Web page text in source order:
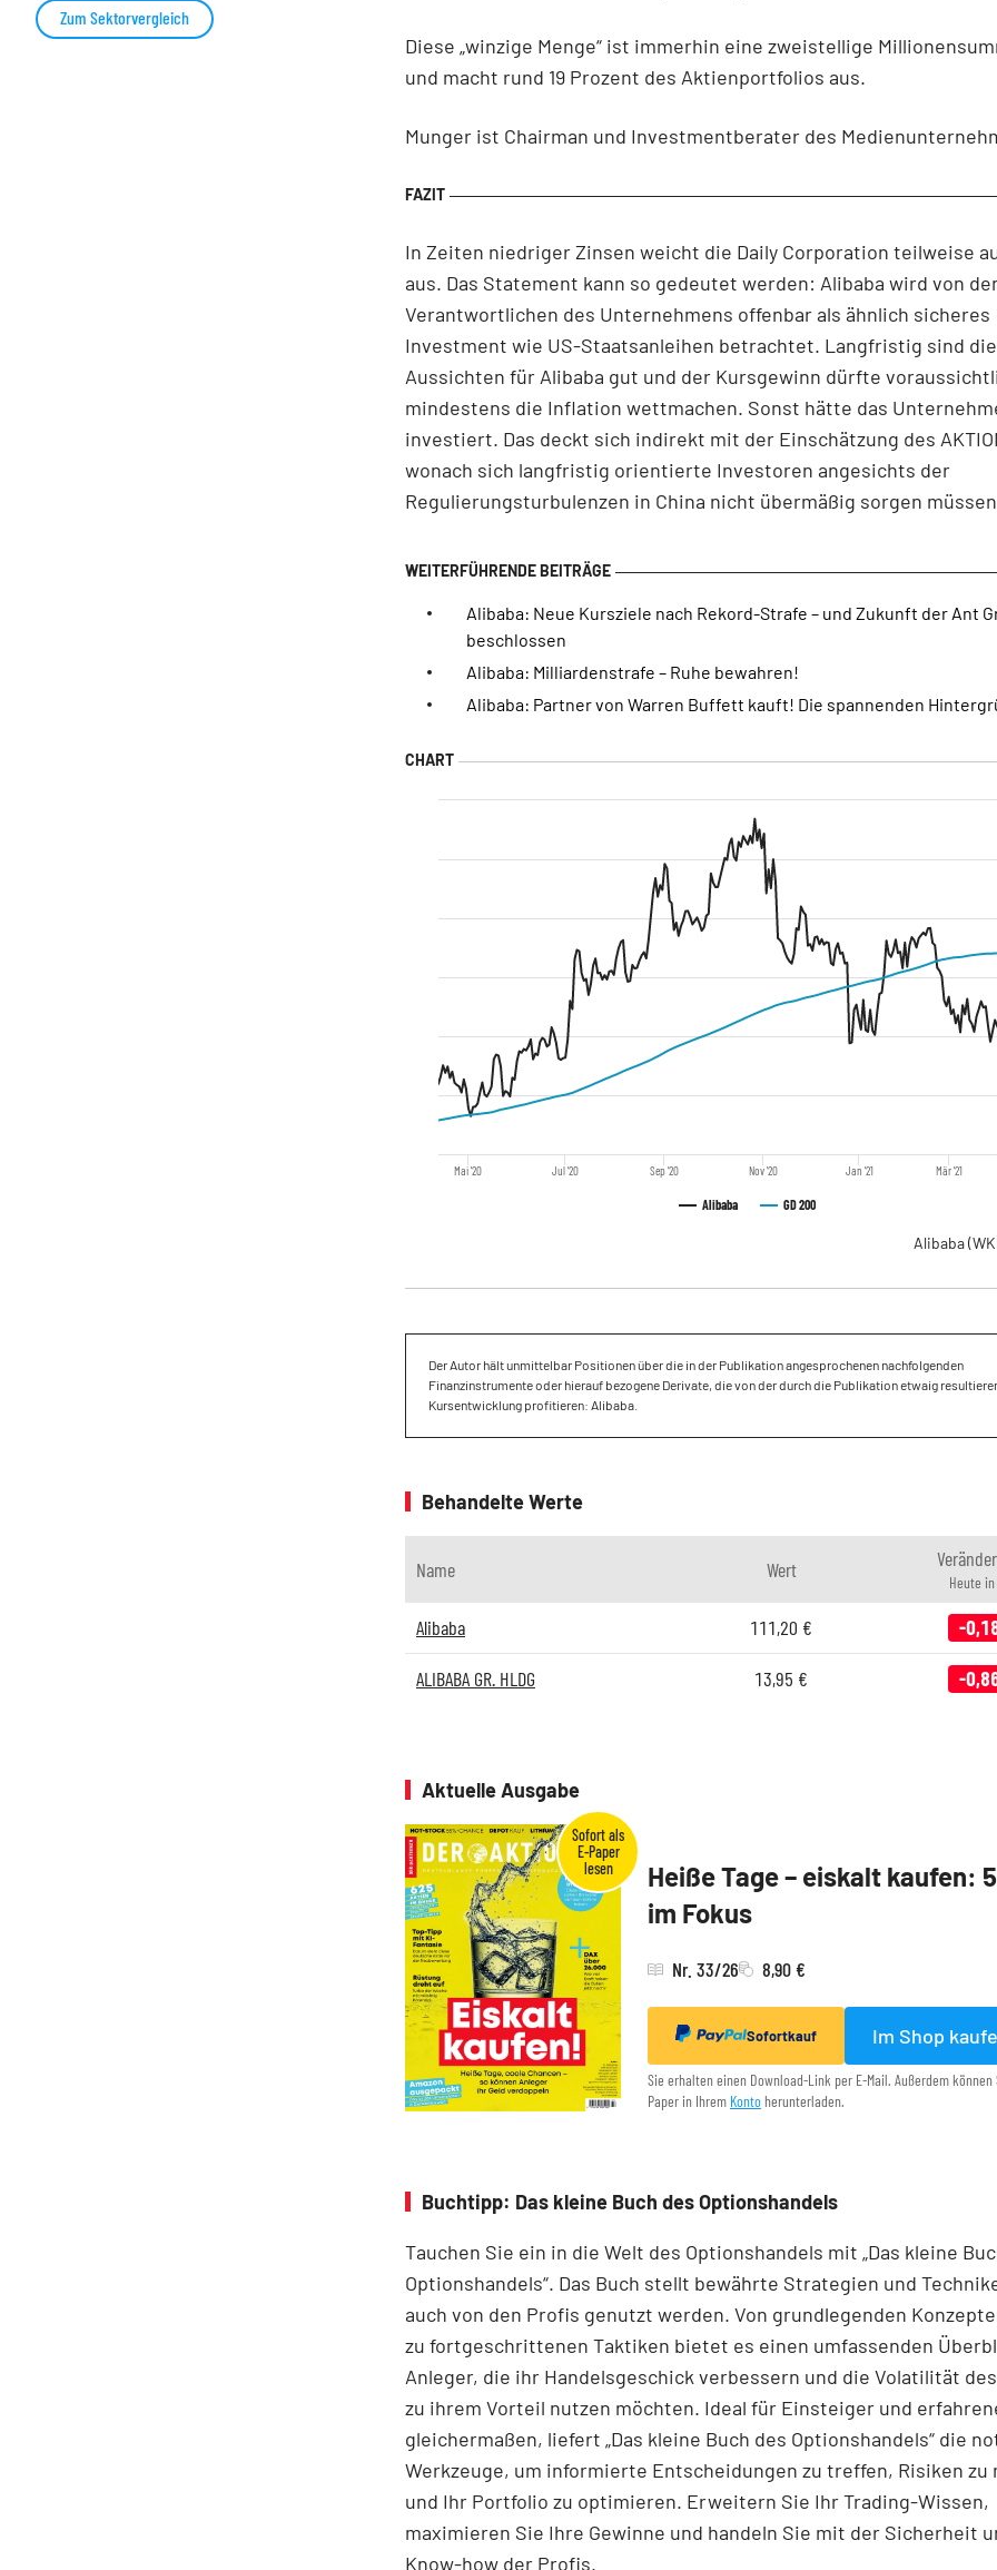
Diese „winzige Menge“ ist immerhin eine zweistellige
und macht rund 19 Prozent des Aktienportfolios aus.
Munger ist Chairman und Investmentberater des
In Zeiten niedriger Zinsen weicht die Daily Corporation teilweise
aus. Das Statement kann so gedeutet werden: Alibaba wird von
Verantwortlichen des Unternehmens offenbar als ähnlich sicheres
Investment wie US-Staatsanleihen betrachtet. Langfristig sind die
Aussichten für Alibaba gut und der Kursgewinn dürfte
mindestens die Inflation wettmachen. Sonst hätte das
investiert. Das deckt sich indirekt mit der Einschätzung des
wonach sich langfristig orientierte Investoren angesichts der
Regulierungsturbulenzen in China nicht übermäßig sorgen
Alibaba: Neue Kursziele nach Rekord-Strafe – und Zukunft der Ant
beschlossen
Alibaba: Milliardenstrafe – Ruhe bewahren!
Alibaba: Partner von Warren Buffett kauft! Die spannenden
Alibaba GD 200
Mai '20 Jul '20 Sep '20 Nov '20 Jan '21 Mär '21
Alibaba
Der Autor hält unmittelbar Positionen über die in der Publikation angesprochenen nachfolgenden
Finanzinstrumente oder hierauf bezogene Derivate, die von der durch die Publikation etwaig
Kursentwicklung profitieren: Alibaba.
Behandelte Werte
Name Wert
Heute
Alibaba 111,20 € -
ALIBABA GR. HLDG 13,95 € -
Aktuelle Ausgabe
Heiße Tage – eiskalt kaufen:
im Fokus
Nr. 33/26 8,90 €
Sofortkauf Im Shop
Sie erhalten einen Download-Link per E-Mail. Außerdem
Paper in Ihrem Konto herunterladen.
Buchtipp: Das kleine Buch des Optionshandels
Tauchen Sie ein in die Welt des Optionshandels mit „Das kleine
Optionshandels“. Das Buch stellt bewährte Strategien und
auch von den Profis genutzt werden. Von grundlegenden
zu fortgeschrittenen Taktiken bietet es einen umfassenden
Anleger, die ihr Handelsgeschick verbessern und die Volatilität
zu ihrem Vorteil nutzen möchten. Ideal für Einsteiger und
gleichermaßen, liefert „Das kleine Buch des Optionshandels“ die
Werkzeuge, um informierte Entscheidungen zu treffen, Risiken zu
und Ihr Portfolio zu optimieren. Erweitern Sie Ihr Trading-Wissen,
maximieren Sie Ihre Gewinne und handeln Sie mit der Sicherheit
Know-how der Profis.
Zum Sektorvergleich